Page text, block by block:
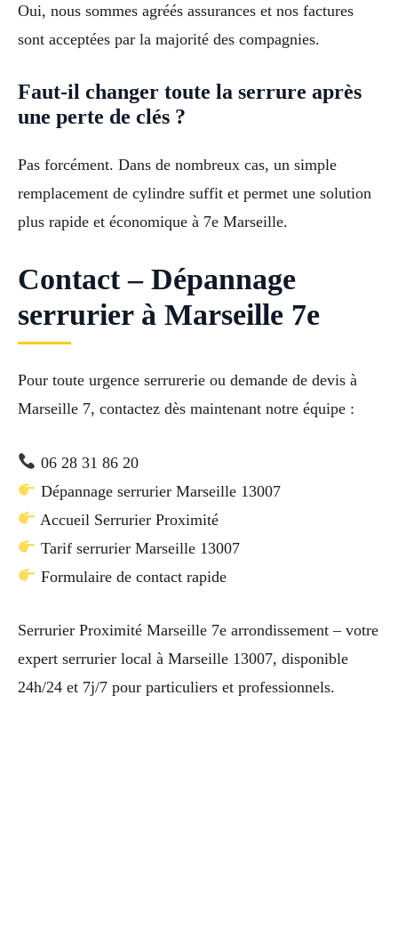
Oui, nous sommes agréés assurances et nos factures
sont acceptées par la majorité des compagnies.
Faut-il changer toute la serrure après
une perte de clés ?
Pas forcément. Dans de nombreux cas, un simple
remplacement de cylindre suffit et permet une solution
plus rapide et économique à 7e Marseille.
Contact – Dépannage
serrurier à Marseille 7e
Pour toute urgence serrurerie ou demande de devis à
Marseille 7, contactez dès maintenant notre équipe :
06 28 31 86 20
Dépannage serrurier Marseille 13007
Accueil Serrurier Proximité
Tarif serrurier Marseille 13007
Formulaire de contact rapide
Serrurier Proximité Marseille 7e arrondissement – votre
expert serrurier local à Marseille 13007, disponible
24h/24 et 7j/7 pour particuliers et professionnels.